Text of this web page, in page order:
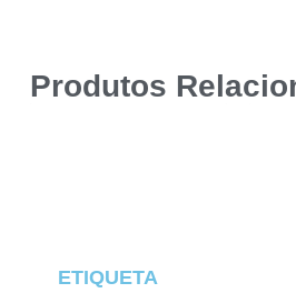
Produtos
ETIQUETA